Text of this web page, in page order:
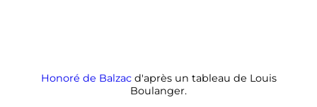
Honoré de Balzacd'après un tableau de Louis
Boulanger.